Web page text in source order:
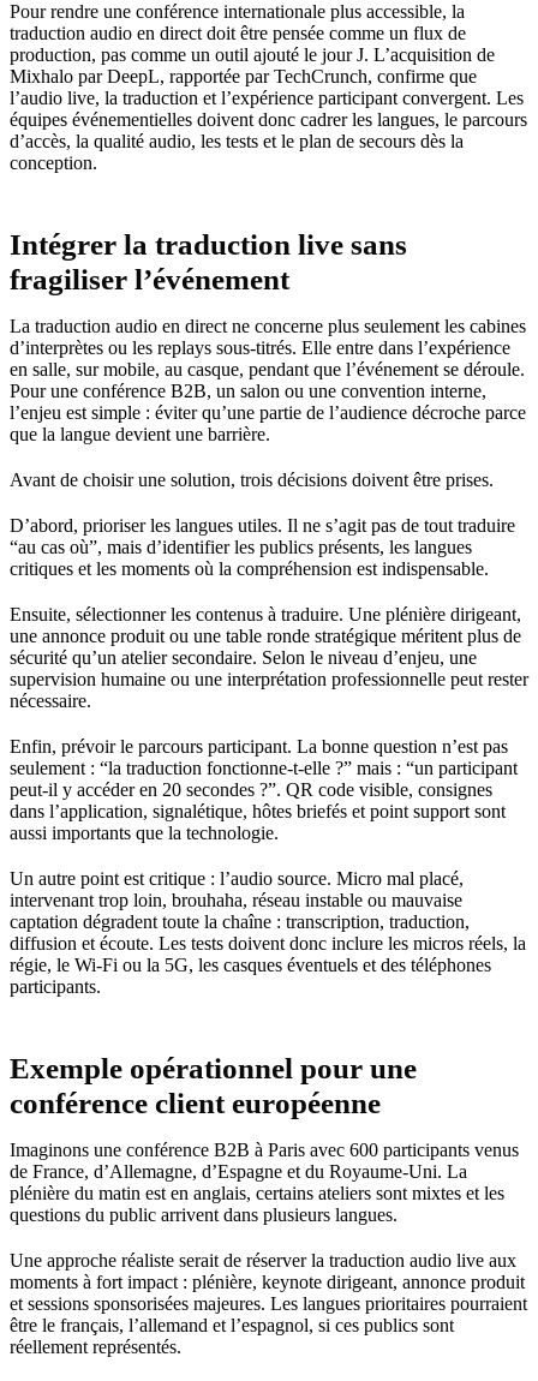
Pour rendre une conférence internationale plus accessible, la
traduction audio en direct doit être pensée comme un flux de
production, pas comme un outil ajouté le jour J. L’acquisition de
Mixhalo par DeepL, rapportée par TechCrunch, confirme que
l’audio live, la traduction et l’expérience participant convergent. Les
équipes événementielles doivent donc cadrer les langues, le parcours
d’accès, la qualité audio, les tests et le plan de secours dès la
conception.
Intégrer la traduction live sans
fragiliser l’événement
La traduction audio en direct ne concerne plus seulement les cabines
d’interprètes ou les replays sous-titrés. Elle entre dans l’expérience
en salle, sur mobile, au casque, pendant que l’événement se déroule.
Pour une conférence B2B, un salon ou une convention interne,
l’enjeu est simple : éviter qu’une partie de l’audience décroche parce
que la langue devient une barrière.
Avant de choisir une solution, trois décisions doivent être prises.
D’abord, prioriser les langues utiles. Il ne s’agit pas de tout traduire
“au cas où”, mais d’identifier les publics présents, les langues
critiques et les moments où la compréhension est indispensable.
Ensuite, sélectionner les contenus à traduire. Une plénière dirigeant,
une annonce produit ou une table ronde stratégique méritent plus de
sécurité qu’un atelier secondaire. Selon le niveau d’enjeu, une
supervision humaine ou une interprétation professionnelle peut rester
nécessaire.
Enfin, prévoir le parcours participant. La bonne question n’est pas
seulement : “la traduction fonctionne-t-elle ?” mais : “un participant
peut-il y accéder en 20 secondes ?”. QR code visible, consignes
dans l’application, signalétique, hôtes briefés et point support sont
aussi importants que la technologie.
Un autre point est critique : l’audio source. Micro mal placé,
intervenant trop loin, brouhaha, réseau instable ou mauvaise
captation dégradent toute la chaîne : transcription, traduction,
diffusion et écoute. Les tests doivent donc inclure les micros réels, la
régie, le Wi-Fi ou la 5G, les casques éventuels et des téléphones
participants.
Exemple opérationnel pour une
conférence client européenne
Imaginons une conférence B2B à Paris avec 600 participants venus
de France, d’Allemagne, d’Espagne et du Royaume-Uni. La
plénière du matin est en anglais, certains ateliers sont mixtes et les
questions du public arrivent dans plusieurs langues.
Une approche réaliste serait de réserver la traduction audio live aux
moments à fort impact : plénière, keynote dirigeant, annonce produit
et sessions sponsorisées majeures. Les langues prioritaires pourraient
être le français, l’allemand et l’espagnol, si ces publics sont
réellement représentés.